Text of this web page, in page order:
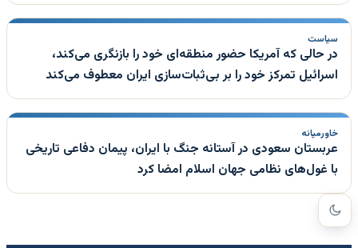
سیاست
در حالی که آمریکا حضور منطقه‌ای خود را بازنگری می‌کند،
اسرائیل تمرکز خود را بر بی‌ثبات‌سازی ایران معطوف می‌کند
خاورمیانه
عربستان سعودی در آستانه جنگ با ایران، پیمان دفاعی تاریخی
با غول‌های نظامی جهان اسلام امضا کرد